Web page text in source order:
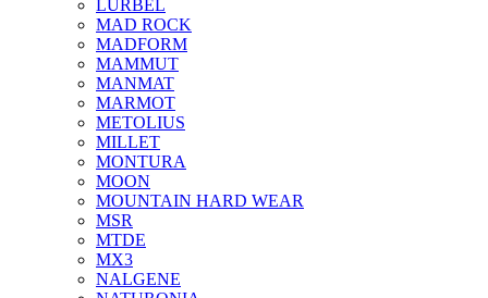
LURBEL
MAD ROCK
MADFORM
MAMMUT
MANMAT
MARMOT
METOLIUS
MILLET
MONTURA
MOON
MOUNTAIN HARD WEAR
MSR
MTDE
MX3
NALGENE